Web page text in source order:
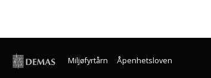
Miljøfyrtårn Åpenhetsloven